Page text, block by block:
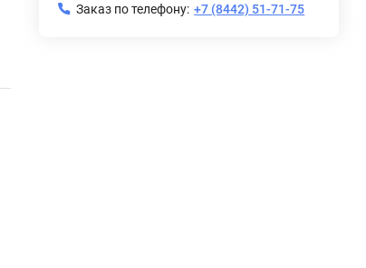
Заказ по телефону: +7 (8442) 51-71-75